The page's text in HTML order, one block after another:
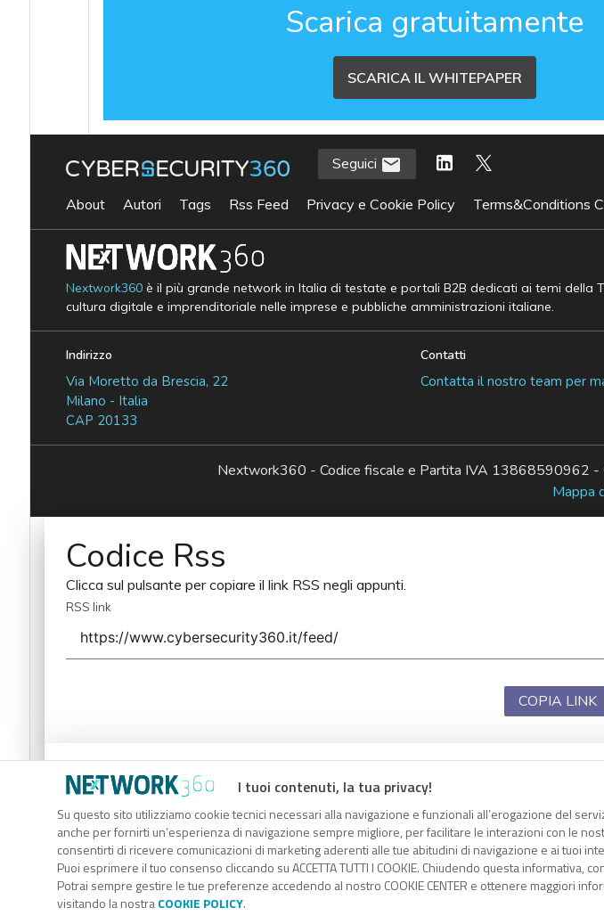
Scarica gratuitamente
SCARICA IL WHITEPAPER
I tuoi contenuti, la tua privacy!
Su questo sito utilizziamo cookie tecnici necessari alla navigazione e funzionali all’erogazione del
anche per fornirti un’esperienza di navigazione sempre migliore, per facilitare le interazioni con le
consentirti di ricevere comunicazioni di marketing aderenti alle tue abitudini di navigazione e ai tuoi
Puoi esprimere il tuo consenso cliccando su ACCETTA TUTTI I COOKIE. Chiudendo questa informativa,
Potrai sempre gestire le tue preferenze accedendo al nostro COOKIE CENTER e ottenere maggiori
visitando la nostraCOOKIE POLICY.
Seguici
About Autori Tags Rss Feed Privacy e Cookie Policy Terms&Conditions
Nextwork360è il più grande network in Italia di testate e portali B2B dedicati ai temi della
cultura digitale e imprenditoriale nelle imprese e pubbliche amministrazioni italiane.
Indirizzo
Via Moretto da Brescia, 22
Milano - Italia
CAP 20133
Contatti
Contatta il nostro team per
Nextwork360 - Codice fiscale e Partita IVA 13868590962
Mappa
Codice Rss
Clicca sul pulsante per copiare il link RSS negli appunti.
RSS link
COPIA LINK
Codice Rss
Clicca sul pulsante per copiare il link RSS negli appunti.
RSS link